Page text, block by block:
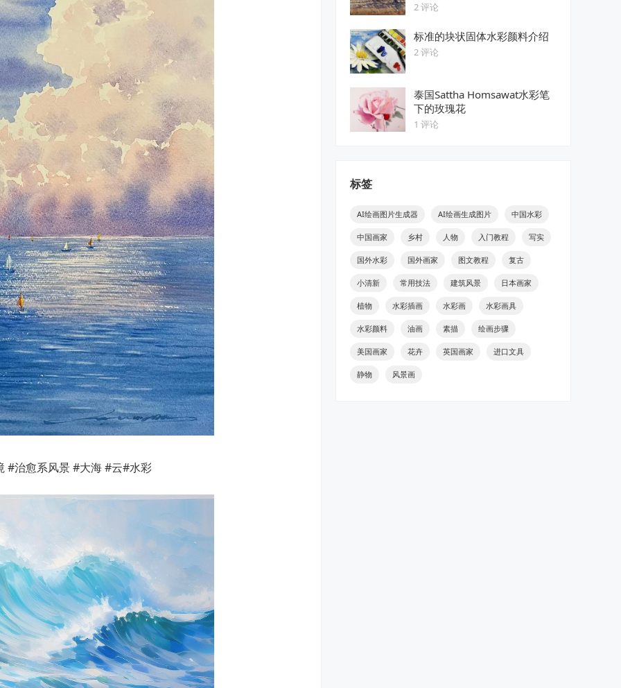
#治愈系风景 #大海 #云#水彩
2 评论
标准的块状固体水彩颜料介绍
2 评论
泰国Sattha Homsawat水彩笔
下的玫瑰花
1 评论
标签
AI绘画图片生成器 AI绘画生成图片 中国水彩
中国画家 乡村 人物 入门教程 写实
国外水彩 国外画家 图文教程 复古
小清新 常用技法 建筑风景 日本画家
植物 水彩插画 水彩画 水彩画具
水彩颜料 油画 素描 绘画步骤
美国画家 花卉 英国画家 进口文具
静物 风景画